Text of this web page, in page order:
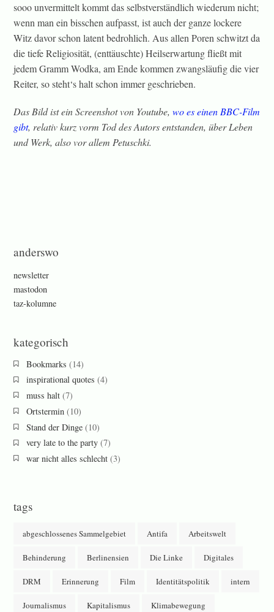
sooo unvermittelt kommt das selbstverständlich wiederum nicht;
wenn man ein bisschen aufpasst, ist auch der ganze lockere
Witz davor schon latent bedrohlich. Aus allen Poren schwitzt da
die tiefe Religiosität, (enttäuschte) Heilserwartung fließt mit
jedem Gramm Wodka, am Ende kommen zwangsläufig die vier
Reiter, so steht‘s halt schon immer geschrieben.
Das Bild ist ein Screenshot von Youtube,wo es einen BBC-Film
gibt, relativ kurz vorm Tod des Autors entstanden, über Leben
und Werk, also vor allem Petuschki.
anderswo
newsletter
mastodon
taz-kolumne
kategorisch
Bookmarks (14)
inspirational quotes (4)
muss halt(7)
Ortstermin (10)
Stand der Dinge(10)
very late to the party(7)
war nicht alles schlecht(3)
tags
abgeschlossenes Sammelgebiet Antifa Arbeitswelt
Behinderung Berlinensien Die Linke Digitales
DRM Erinnerung Film Identitätspolitik intern
Journalismus Kapitalismus Klimabewegung